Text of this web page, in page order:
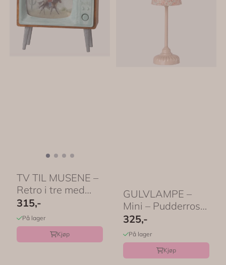
TV TIL MUSENE –
Retro i tre med
skjermbilde – ...
315,-
På lager
Kjøp
GULVLAMPE –
Mini – Pudderrosa
– Maileg
325,-
På lager
Kjøp